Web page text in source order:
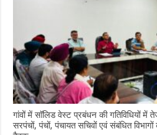
गांवों में सॉलिड वेस्ट प्रबंधन की गतिविधियों में
सरपंचों, पंचों, पंचायत सचिवों एवं संबंधित